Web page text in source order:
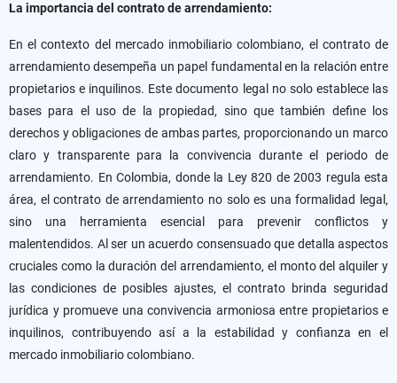
La importancia del contrato de arrendamiento:
En el contexto del mercado inmobiliario colombiano, el contrato de
arrendamiento desempeña un papel fundamental en la relación entre
propietarios e inquilinos. Este documento legal no solo establece las
bases para el uso de la propiedad, sino que también define los
derechos y obligaciones de ambas partes, proporcionando un marco
claro y transparente para la convivencia durante el periodo de
arrendamiento. En Colombia, donde la Ley 820 de 2003 regula esta
área, el contrato de arrendamiento no solo es una formalidad legal,
sino una herramienta esencial para prevenir conflictos y
malentendidos. Al ser un acuerdo consensuado que detalla aspectos
cruciales como la duración del arrendamiento, el monto del alquiler y
las condiciones de posibles ajustes, el contrato brinda seguridad
jurídica y promueve una convivencia armoniosa entre propietarios e
inquilinos, contribuyendo así a la estabilidad y confianza en el
mercado inmobiliario colombiano.